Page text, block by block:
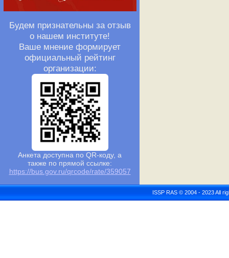
Будем признательны за отзыв
о нашем институте!
Ваше мнение формирует
официальный рейтинг
организации:
Анкета доступна по QR-коду, а
также по прямой ссылке:
https://bus.gov.ru/qrcode/rate/359057
ISSP RAS © 2004 - 2023 All